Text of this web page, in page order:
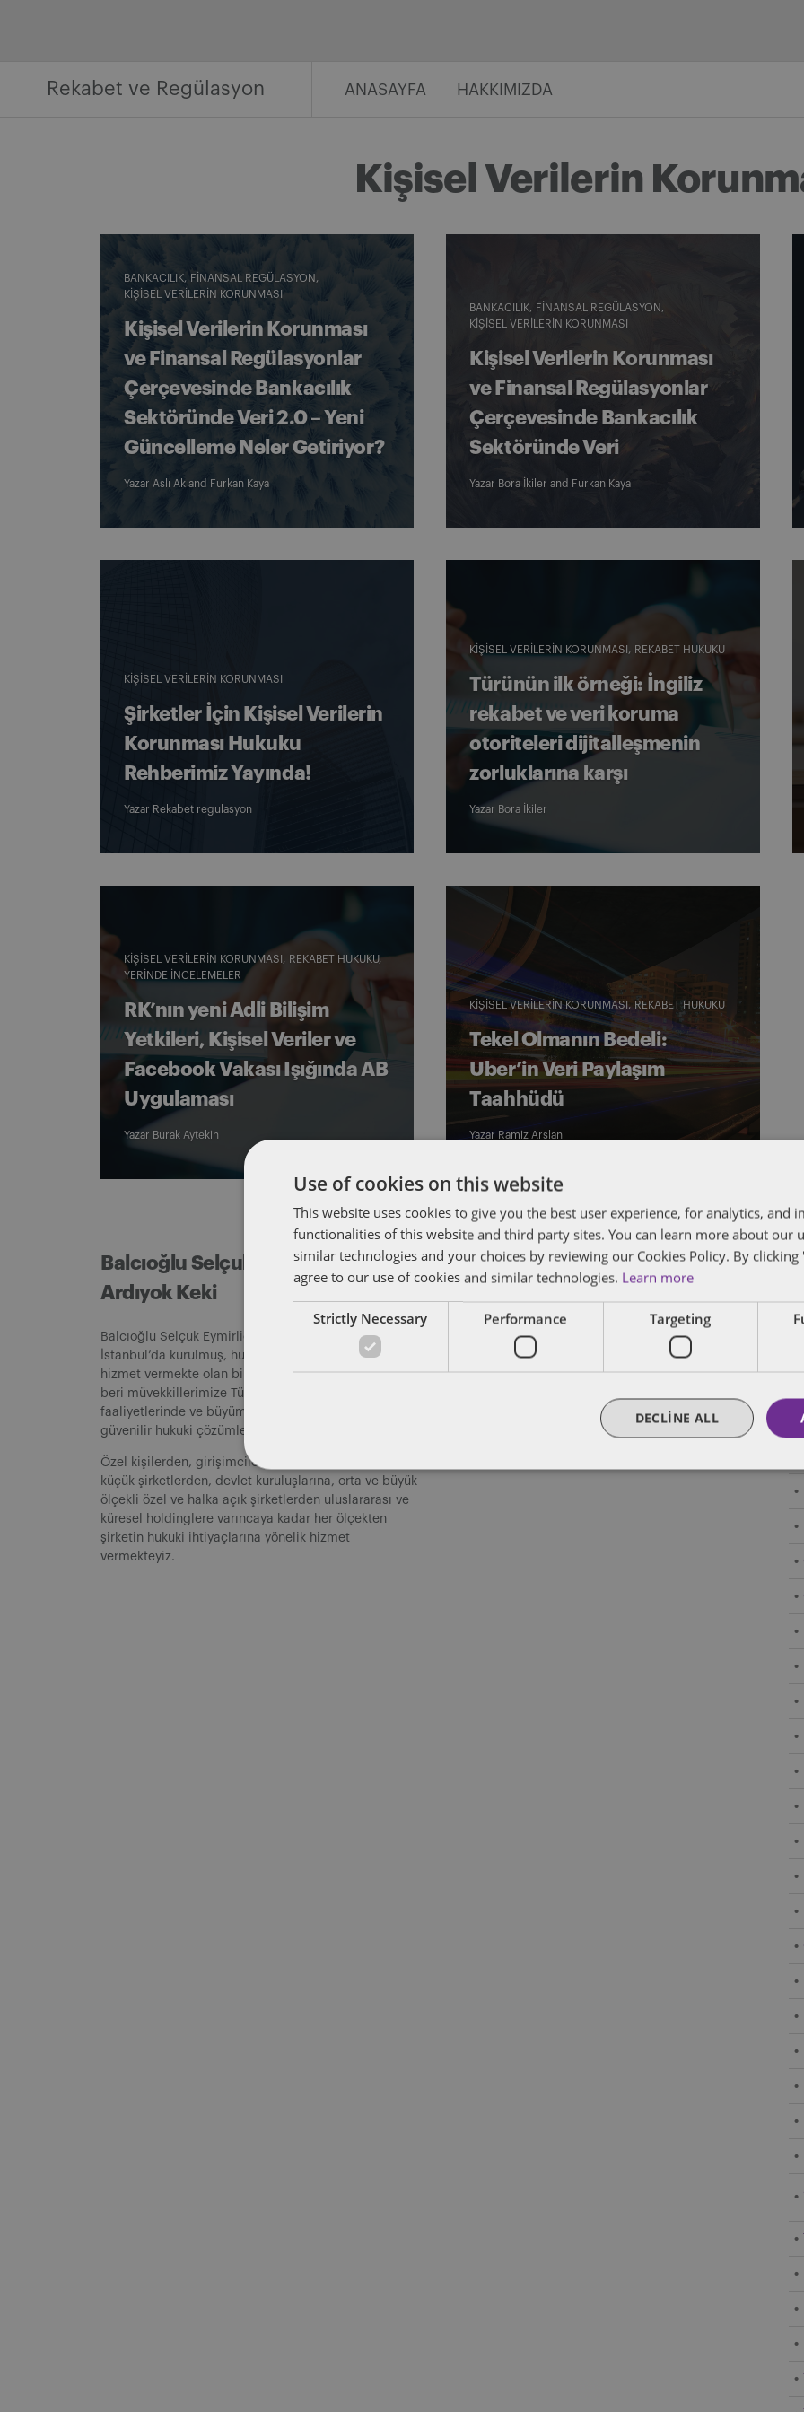
Rekabet ve Regülasyon ANASAYFA HAKKIMIZDA
Kişisel Verilerin
BANKACILIK
FINANSAL REGÜLASYON
KIŞISEL VERILERIN KORUNMASI
Kişisel Verilerin Korunması
ve Finansal Regülasyonlar
Çerçevesinde Bankacılık
Sektöründe Veri 2.0 – Yeni
Güncelleme Neler Getiriyor?
Yazar Aslı Ak and Furkan Kaya
BANKACILIK
FINANSAL REGÜLASYON
KIŞISEL VERILERIN KORUNMASI
Kişisel Verilerin Korunması
ve Finansal Regülasyonlar
Çerçevesinde Bankacılık
Sektöründe Veri
Yazar Bora İkiler and Furkan Kaya
KIŞISEL VERILERIN KORUNMASI
Şirketler İçin Kişisel Verilerin
Korunması Hukuku
Rehberimiz Yayında!
Yazar Rekabet regulasyon
KIŞISEL VERILERIN KORUNMASI REKABET HUKUKU
Türünün ilk örneği: İngiliz
rekabet ve veri koruma
otoriteleri dijitalleşmenin
zorluklarına karşı
Yazar Bora İkiler
KIŞISEL VERILERIN KORUNMASI
REKABET HUKUKU
YERINDE İNCELEMELER
RK’nın yeni Adli Bilişim
Yetkileri, Kişisel Veriler ve
Facebook Vakası Işığında AB
Uygulaması
Yazar Burak Aytekin
KIŞISEL VERILERIN KORUNMASI REKABET HUKUKU
Tekel Olmanın Bedeli:
Uber’in Veri Paylaşım
Taahhüdü
YazarRamiz Arslan
Balcıoğlu Selçuk Eymirlioğlu
Ardıyok Keki
Balcıoğlu Selçuk Eymirlioğlu Ardıyok Keki (“BASEAK”)
İstanbul’da kurulmuş, hukukun tüm alanlarında
hizmet vermekte olan bir hukuk bürosudur. 2007’den
beri müvekkillerimize Türkiye’de yürüttükleri
faaliyetlerinde ve büyüme planlarında titiz ve
güvenilir hukuki çözümler sunmaktayız.
Özel kişilerden, girişimcilere, kuruluş aşamasındaki
küçük şirketlerden, devlet kuruluşlarına, orta ve büyük
ölçekli özel ve halka açık şirketlerden uluslararası ve
küresel holdinglere varıncaya kadar her ölçekten
şirketin hukuki ihtiyaçlarına yönelik hizmet
vermekteyiz.
Şimdi kayıt olun
Use of cookies on this website
This website uses cookies to give you the best user experience, for analytics, and
functionalities of this website and third party sites. You can learn more about our
similar technologies and your choices by reviewing our Cookies Policy. By clicking
agree to our use of cookies and similar technologies. Learn more
Strictly Necessary Performance Targeting
DECLINE ALL